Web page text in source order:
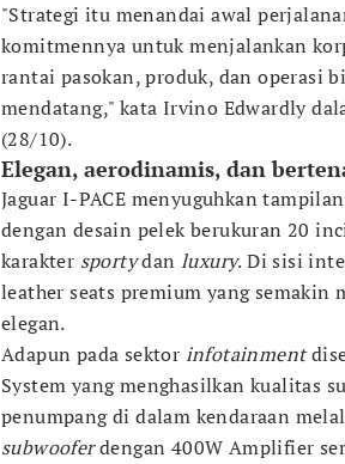
"Strategi itu menandai awal
komitmennya untuk menjalankan
rantai pasokan, produk, dan operasi
mendatang," kata Irvino Edwardly
(28/10).
Elegan, aerodinamis, dan
Jaguar I-PACE menyuguhkan
dengan desain pelek berukuran 20
karakter sportydanluxury. Di sisi
leather seats premium yang semakin
elegan.
Adapun pada sektor infotainment
System yang menghasilkan kualitas
penumpang di dalam kendaraan
subwooferdengan 400W Amplifier